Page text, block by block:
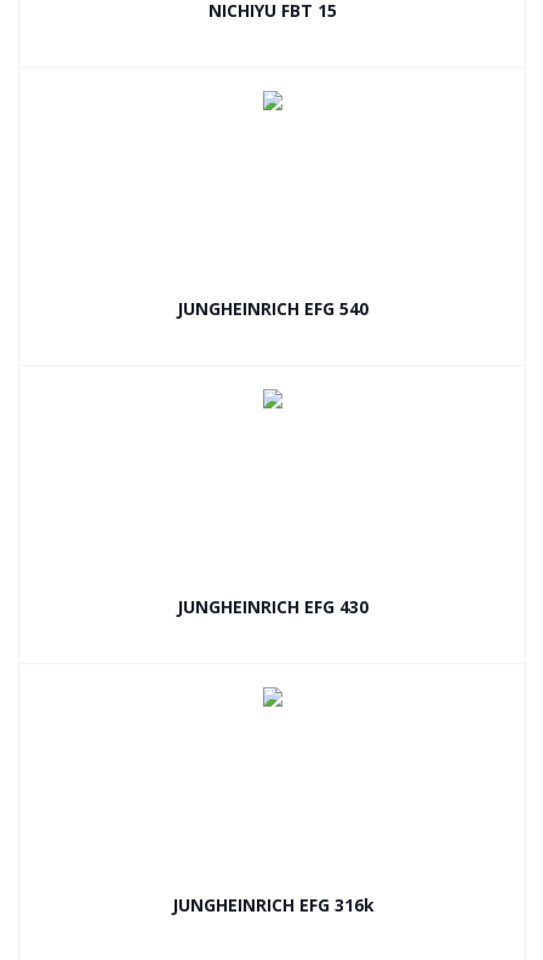
NICHIYU FBT 15
JUNGHEINRICH EFG 540
JUNGHEINRICH EFG 430
JUNGHEINRICH EFG 316k